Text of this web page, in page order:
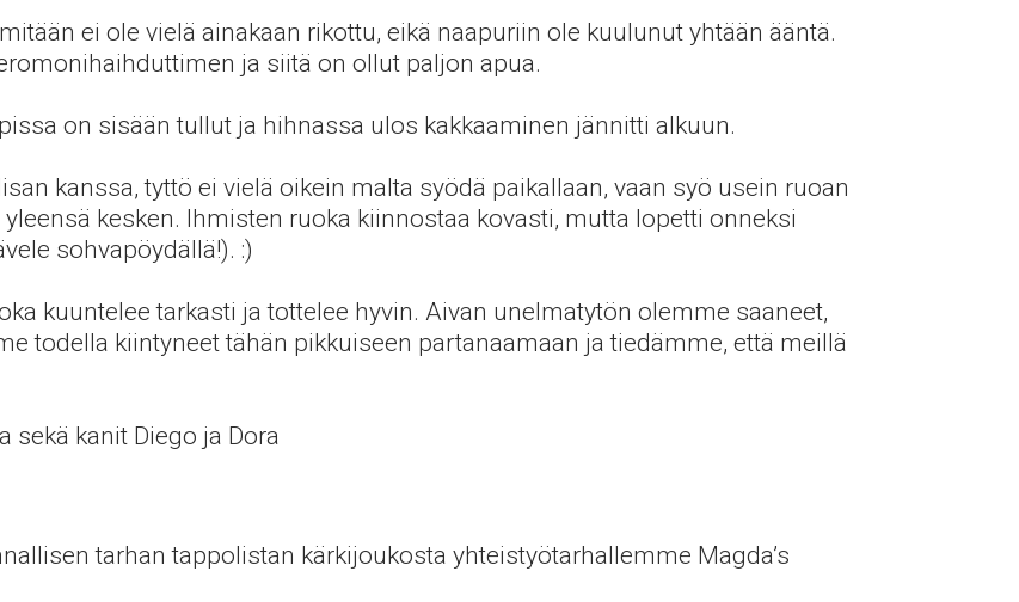
ei ole vielä ainakaan rikottu, eikä naapuriin ole kuulunut yhtään ääntä.
ja siitä on ollut paljon apua.
on sisään tullut ja hihnassa ulos kakkaaminen jännitti alkuun.
kanssa, tyttö ei vielä oikein malta syödä paikallaan, vaan syö usein ruoan
kesken. Ihmisten ruoka kiinnostaa kovasti, mutta lopetti onneksi
sohvapöydällä!). :)
kuuntelee tarkasti ja tottelee hyvin. Aivan unelmatytön olemme saaneet,
todella kiintyneet tähän pikkuiseen partanaamaan ja tiedämme, että meillä
sekä kanit Diego ja Dora
tarhan tappolistan kärkijoukosta yhteistyötarhallemme Magda’s